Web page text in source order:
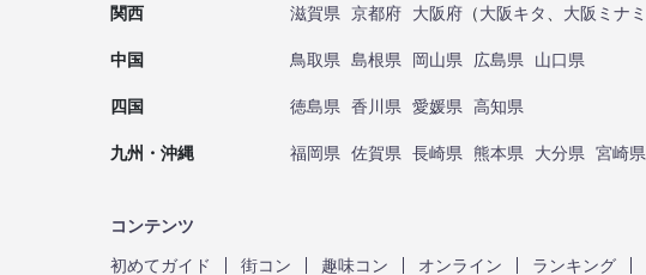
関西 滋賀県 京都府 大阪府 （大阪キタ 大阪ミナミ
中国 鳥取県 島根県 岡山県 広島県 山口県
四国 徳島県 香川県 愛媛県 高知県
九州・沖縄 福岡県 佐賀県 長崎県 熊本県 大分県 宮崎県
コンテンツ
初めてガイド
街コン 趣味コン オンライン ランキング